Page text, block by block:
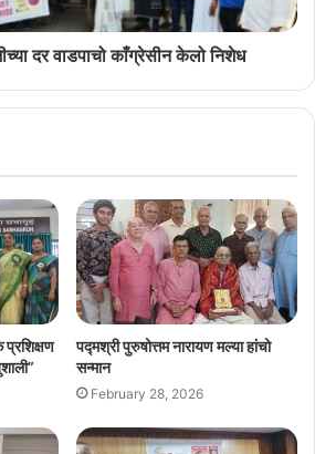
दर वाडपाचो काँग्रेसीन केलो निशेध
पद्मश्री पुरुषोत्तम नारायण मल्या हांचो
सन्मान
February 28, 2026